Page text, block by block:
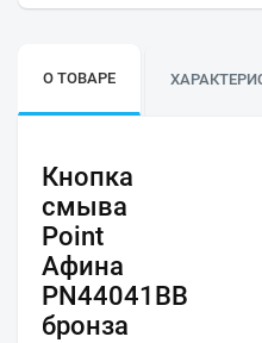
О ТОВАРЕ
Кнопка
смыва
Point
Афина
PN44041BB
бронза